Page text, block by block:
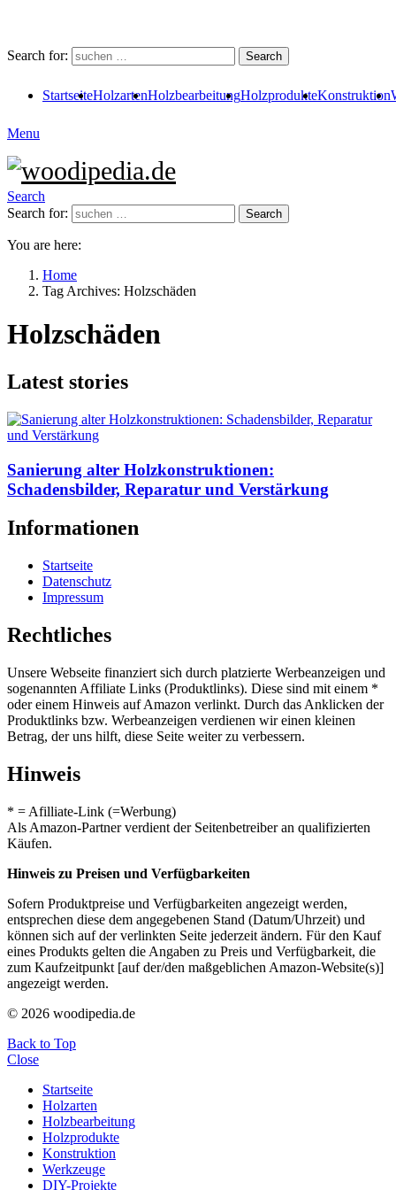
Search for: Search
StartseiteHolzartenHolzbearbeitungHolzprodukteKonstruktion
Menu
Search
Search for:
Search
You are here:
Home
Tag Archives: Holzschäden
Holzschäden
Latest stories
Sanierung alter Holzkonstruktionen:
Schadensbilder, Reparatur und Verstärkung
Informationen
Startseite
Datenschutz
Impressum
Rechtliches
Unsere Webseite finanziert sich durch platzierte Werbeanzeigen und
sogenannten Affiliate Links (Produktlinks). Diese sind mit einem *
oder einem Hinweis auf Amazon verlinkt. Durch das Anklicken der
Produktlinks bzw. Werbeanzeigen verdienen wir einen kleinen
Betrag, der uns hilft, diese Seite weiter zu verbessern.
Hinweis
* = Afilliate-Link (=Werbung)
Als Amazon-Partner verdient der Seitenbetreiber an qualifizierten
Käufen.
Hinweis zu Preisen und Verfügbarkeiten
Sofern Produktpreise und Verfügbarkeiten angezeigt werden,
entsprechen diese dem angegebenen Stand (Datum/Uhrzeit) und
können sich auf der verlinkten Seite jederzeit ändern. Für den Kauf
eines Produkts gelten die Angaben zu Preis und Verfügbarkeit, die
zum Kaufzeitpunkt [auf der/den maßgeblichen Amazon-Website(s)]
angezeigt werden.
© 2026 woodipedia.de
Back to Top
Close
Startseite
Holzarten
Holzbearbeitung
Holzprodukte
Konstruktion
Werkzeuge
DIY-Projekte